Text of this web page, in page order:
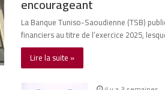
encourageant
La Banque Tuniso-Saoudienne (TSB)
financiers au titre de l’exercice 2025,
Lire la suite »